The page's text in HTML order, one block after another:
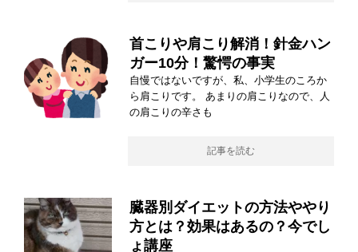
首こりや肩こり解消！針金ハン
ガー10分！驚愕の事実
自慢ではないですが、私、小学生のころか
ら肩こりです。 あまりの肩こりなので、人
の肩こりの辛さも
記事を読む
臓器別ダイエットの方法ややり
方とは？効果はあるの？今でし
ょ講座